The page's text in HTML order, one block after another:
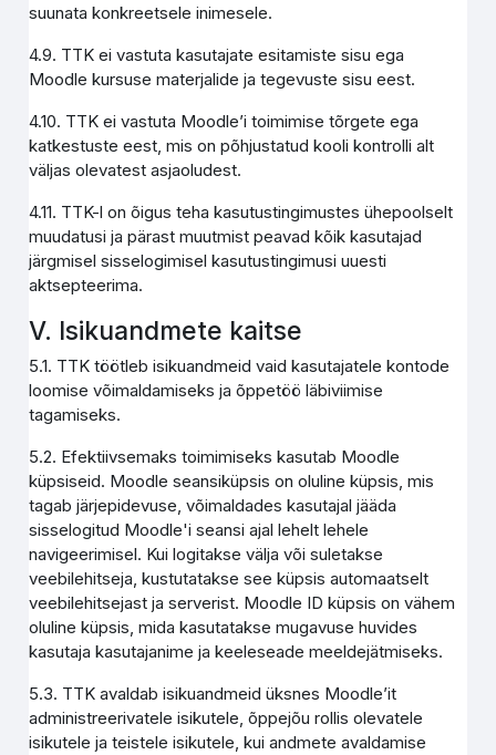
suunata konkreetsele inimesele.
4.9. TTK ei vastuta kasutajate esitamiste sisu ega
Moodle kursuse materjalide ja tegevuste sisu eest.
4.10. TTK ei vastuta Moodle’i toimimise tõrgete ega
katkestuste eest, mis on põhjustatud kooli kontrolli alt
väljas olevatest asjaoludest.
4.11. TTK-l on õigus teha kasutustingimustes ühepoolselt
muudatusi ja pärast muutmist peavad kõik kasutajad
järgmisel sisselogimisel kasutustingimusi uuesti
aktsepteerima.
V. Isikuandmete kaitse
5.1. TTK töötleb isikuandmeid vaid kasutajatele kontode
loomise võimaldamiseks ja õppetöö läbiviimise
tagamiseks.
5.2. Efektiivsemaks toimimiseks kasutab Moodle
küpsiseid. Moodle seansiküpsis on oluline küpsis, mis
tagab järjepidevuse, võimaldades kasutajal jääda
sisselogitud Moodle'i seansi ajal lehelt lehele
navigeerimisel. Kui logitakse välja või suletakse
veebilehitseja, kustutatakse see küpsis automaatselt
veebilehitsejast ja serverist. Moodle ID küpsis on vähem
oluline küpsis, mida kasutatakse mugavuse huvides
kasutaja kasutajanime ja keeleseade meeldejätmiseks.
5.3. TTK avaldab isikuandmeid üksnes Moodle’it
administreerivatele isikutele, õppejõu rollis olevatele
isikutele ja teistele isikutele, kui andmete avaldamise